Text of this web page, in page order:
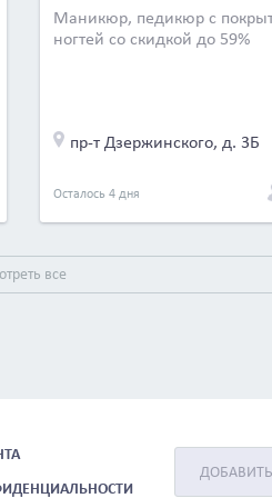
Маникюр, педикюр с
ногтей со скидкой до 59%
пр-т Дзержинского, д. 3Б
Осталось 4 дня
все